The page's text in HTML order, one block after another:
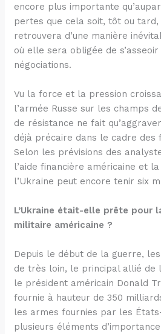
encore plus importante
pertes que cela soit, tôt ou tard,
retrouvera d’une manière
où elle sera obligée de
négociations.
Vu la force et la pression
l’armée Russe sur les champs
de résistance ne fait
déjà précaire dans le cadre des
Selon les prévisions des
l’aide financière américaine et
l’Ukraine peut encore tenir six
L’Ukraine était-elle prête pour
militaire américaine ?
Depuis le début de la guerre,
de très loin, le principal allié de
le président américain Donald
fournie à hauteur de 350
les armes fournies par les
plusieurs éléments